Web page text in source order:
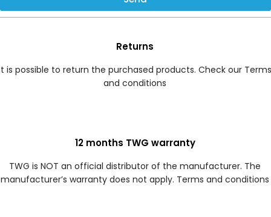
Returns
is possible to return the purchased products. Check our Terms
and conditions
12 months TWG warranty
TWG is NOT an official distributor of the manufacturer. The
manufacturer’s warranty does not apply. Terms and conditions